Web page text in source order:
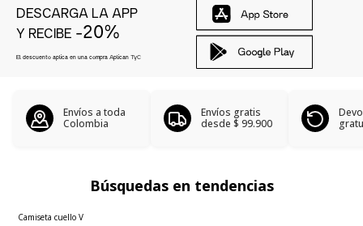
DESCARGA LA APP
Y RECIBE -20%
El descuento aplica en una compra Aplican TyC
Envíos a toda
Colombia
Envíos gratis
desde$ 99.900
Búsquedas en tendencias
Camiseta cuello V